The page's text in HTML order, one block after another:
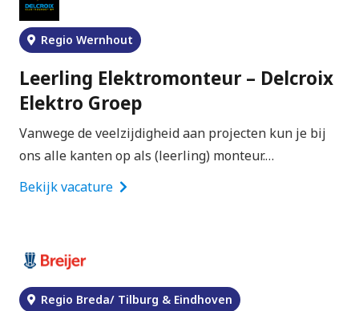
Regio Wernhout
Leerling Elektromonteur – Delcroix
Elektro Groep
Vanwege de veelzijdigheid aan projecten kun je bij
ons alle kanten op als (leerling) monteur.…
Bekijk vacature
Regio Breda/ Tilburg & Eindhoven